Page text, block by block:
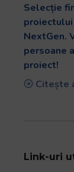
Selecție
proiectului
NextGen.
persoane
proiect!
Citește
Link-uri